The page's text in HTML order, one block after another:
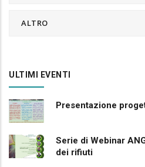
ALTRO
ULTIMI EVENTI
Presentazione
Serie di Webinar
dei rifiuti